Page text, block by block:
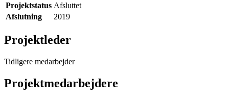
Projektstatus Afsluttet
Afslutning
2019
Projektleder
Tidligere medarbejder
Projektmedarbejdere